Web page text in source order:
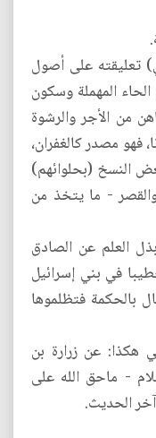
تعليقته على أصول
المهملة وسكون
من الأجر والرشوة
فهو مصدر كالغفران،
النسخ (بحلوائهم)
والقصر - ما يتخذ من
العلم عن الصادق
في بني إسرائيل
بالحكمة فتظلموها
هكذا: عن زرارة بن
- ماحق الله على
آخر الحديث.